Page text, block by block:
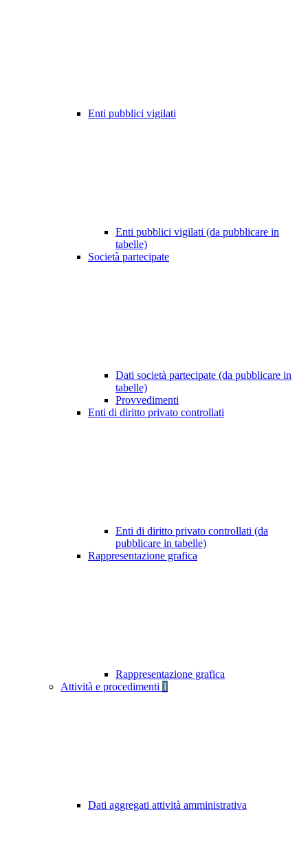
Enti pubblici vigilati
Enti pubblici vigilati (da pubblicare in
tabelle)
Società partecipate
Dati società partecipate (da pubblicare in
tabelle)
Provvedimenti
Enti di diritto privato controllati
Enti di diritto privato controllati (da
pubblicare in tabelle)
Rappresentazione grafica
Rappresentazione grafica
Attività e procedimenti 1
Dati aggregati attività amministrativa